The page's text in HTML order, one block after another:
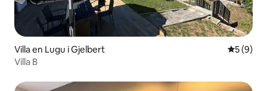
Villa en Lugu i Gjelbert
5 (9)
Villa B